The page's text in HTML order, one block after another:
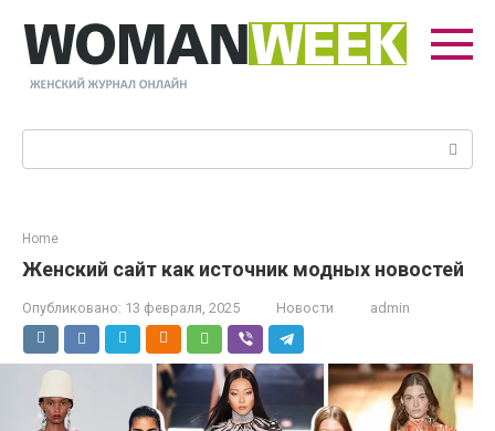
контенту
Поиск:
Home
Женский сайт как источник модных новостей
Опубликовано: 13 февраля, 2025 Новости admin